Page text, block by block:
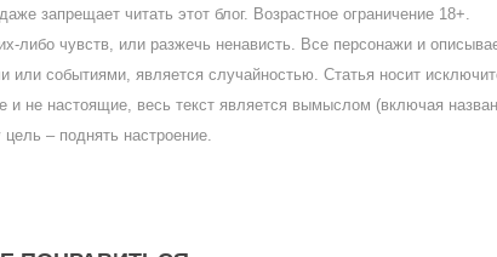
запрещает читать этот блог. Возрастное ограничение 18+.
либо чувств, или разжечь ненависть. Все персонажи и
событиями, является случайностью. Статья носит
и не настоящие, весь текст является вымыслом (включая
– поднять настроение.